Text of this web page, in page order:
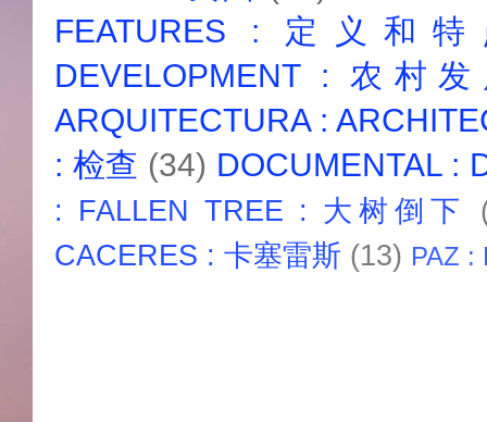
FEATURES : 定义和
DEVELOPMENT : 农村
ARQUITECTURA :
: 检查 (34) DOCUMENTAL :
: FALLEN TREE : 大树倒下
CACERES : 卡塞雷斯 (13) PAZ :